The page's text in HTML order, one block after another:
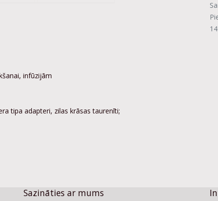
infūzijām
tipa adapteri, zilas krāsas taurenīti;
Sazināties ar mums